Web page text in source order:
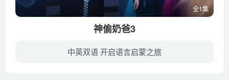
全1集
神偷奶爸3
中英双语 开启语言启蒙之旅